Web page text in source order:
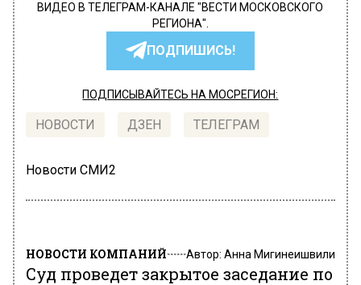
ВИДЕО В ТЕЛЕГРАМ-КАНАЛЕ "ВЕСТИ МОСКОВСКОГО
РЕГИОНА".
ПОДПИШИСЬ!
ПОДПИСЫВАЙТЕСЬ НА МОСРЕГИОН:
НОВОСТИ ДЗЕН ТЕЛЕГРАМ
Новости СМИ2
НОВОСТИ КОМПАНИЙ Автор: Анна Мигинеишвили
Суд проведет закрытое заседание по